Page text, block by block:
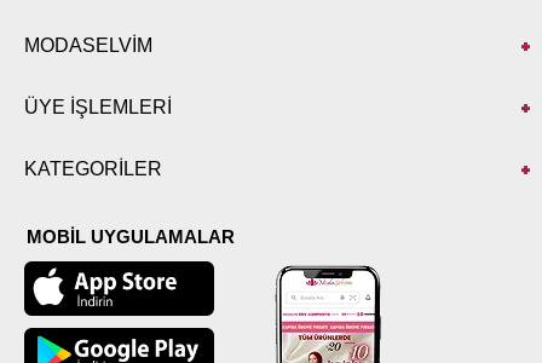
MODASELVİM
ÜYE İŞLEMLERİ
KATEGORİLER
MOBİL UYGULAMALAR